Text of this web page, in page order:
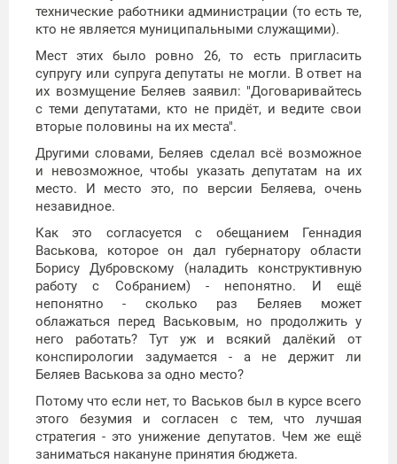
технические работники администрации (то есть те,
кто не является муниципальными служащими).
Мест этих было ровно 26, то есть пригласить
супругу или супруга депутаты не могли. В ответ на
их возмущение Беляев заявил: "Договаривайтесь
с теми депутатами, кто не придёт, и ведите свои
вторые половины на их места".
Другими словами, Беляев сделал всё возможное
и невозможное, чтобы указать депутатам на их
место. И место это, по версии Беляева, очень
незавидное.
Как это согласуется с обещанием Геннадия
Васькова, которое он дал губернатору области
Борису Дубровскому (наладить конструктивную
работу с Собранием) - непонятно. И ещё
непонятно - сколько раз Беляев может
облажаться перед Васьковым, но продолжить у
него работать? Тут уж и всякий далёкий от
конспирологии задумается - а не держит ли
Беляев Васькова за одно место?
Потому что если нет, то Васьков был в курсе всего
этого безумия и согласен с тем, что лучшая
стратегия - это унижение депутатов. Чем же ещё
заниматься накануне принятия бюджета.